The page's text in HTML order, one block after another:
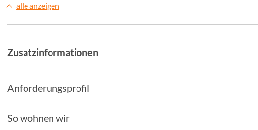
alle anzeigen
Zusatzinformationen
Anforderungsprofil
So wohnen wir